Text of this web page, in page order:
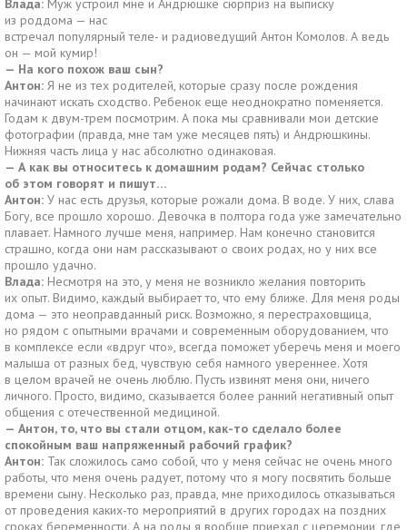
Влада: Муж устроил мне и Андрюшке сюрприз на выписку
из роддома — нас
встречал популярный теле- и радиоведущий Антон Комолов. А ведь
он — мой кумир!
— На кого похож ваш сын?
Антон: Я не из тех родителей, которые сразу после рождения
начинают искать сходство. Ребенок еще неоднократно поменяется.
Годам к двум-трем посмотрим. А пока мы сравнивали мои детские
фотографии (правда, мне там уже месяцев пять) и Андрюшкины.
Нижняя часть лица у нас абсолютно одинаковая.
— А как вы относитесь к домашним родам? Сейчас столько
об этом говорят и пишут…
Антон: У нас есть друзья, которые рожали дома. В воде. У них, слава
Богу, все прошло хорошо. Девочка в полтора года уже замечательно
плавает. Намного лучше меня, например. Нам конечно становится
страшно, когда они нам рассказывают о своих родах, но у них все
прошло удачно.
Влада: Несмотря на это, у меня не возникло желания повторить
их опыт. Видимо, каждый выбирает то, что ему ближе. Для меня роды
дома — это неоправданный риск. Возможно, я перестраховщица,
но рядом с опытными врачами и современным оборудованием, что
в комплексе если «вдруг что», всегда поможет уберечь меня и моего
малыша от разных бед, чувствую себя намного увереннее. Хотя
в целом врачей не очень люблю. Пусть извинят меня они, ничего
личного. Просто, видимо, сказывается более ранний негативный опыт
общения с отечественной медициной.
— Антон, то, что вы стали отцом, как-то сделало более
спокойным ваш напряженный рабочий график?
Антон: Так сложилось само собой, что у меня сейчас не очень много
работы, что меня очень радует, потому что я могу посвятить больше
времени сыну. Несколько раз, правда, мне приходилось отказываться
от проведения каких-то мероприятий в других городах на поздних
сроках беременности. А на роды я вообще приехал с церемонии, где